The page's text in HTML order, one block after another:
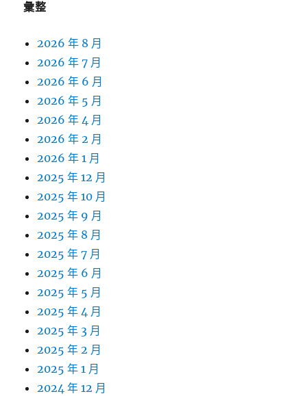
彙整
2026 年 8 月
2026 年 7 月
2026 年 6 月
2026 年 5 月
2026 年 4 月
2026 年 2 月
2026 年 1 月
2025 年 12 月
2025 年 10 月
2025 年 9 月
2025 年 8 月
2025 年 7 月
2025 年 6 月
2025 年 5 月
2025 年 4 月
2025 年 3 月
2025 年 2 月
2025 年 1 月
2024 年 12 月